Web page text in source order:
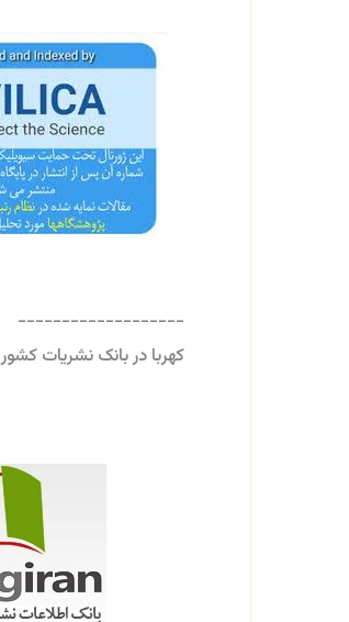
-------------------
کهربا در بانک نشریات کشور